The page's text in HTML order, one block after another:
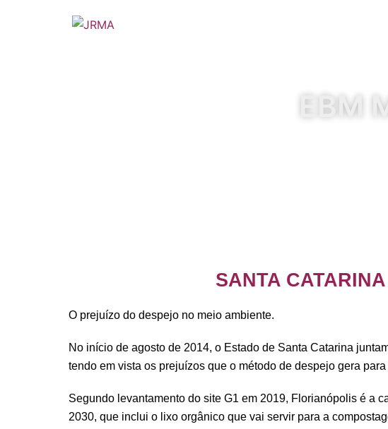
EBM
SANTA
O prejuízo do despejo no meio ambiente.
No início de agosto de 2014, o Estado de Santa Catarina
tendo em vista os prejuízos que o método de despejo gera
Segundo levantamento do site G1 em 2019, Florianópolis é a
2030, que inclui o lixo orgânico que vai servir para a